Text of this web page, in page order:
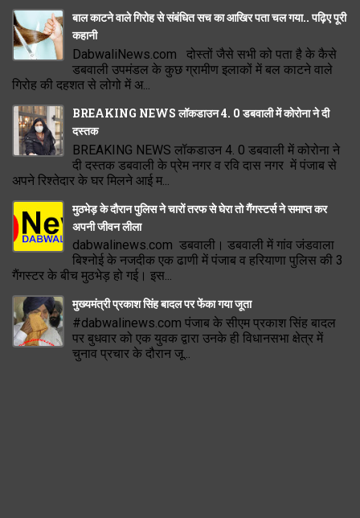
बाल काटने वाले गिरोह से संबंधित सच का आखिर पता चल गया.. पढ़िए पूरी
कहानी
DabwaliNews.com दोस्तों जैसे सभी को पता है के कैसे
डबवाली उपमंडल के कुछ ग्रामीण इलाकों में बल काटने वाले
गिरोह की दहशत से लोगो में अ...
BREAKING NEWS लॉकडाउन 4. 0 डबवाली में कोरोना ने दी
दस्तक
BREAKING NEWS लॉकडाउन 4. 0 डबवाली में कोरोना ने
दी दस्तक डबवाली के प्रेम नगर व रवि दास नगर में पंजाब से
अपने रिश्तेदार के घर मिलने आई म...
मुठभेड़ के दौरान पुलिस ने चारों तरफ से घेरा तो गैंगस्टर्स ने समाप्त कर
अपनी जीवन लीला
dabwalinews.com डबवाली। डबवाली में गांव जंडवाला
बिश्नोई के नजदीक एक ढाणी में पंजाब व हरियाणा पुलिस की 3
गैंगस्टर के बीच मुठभेड़ हो गई। इस...
मुख्यमंत्री प्रकाश सिंह बादल पर फेंका गया जूता
#dabwalinews.com पंजाब के सीएम प्रकाश सिंह बादल
पर बुधवार को एक युवक द्वारा उनके ही विधानसभा क्षेत्र में
चुनाव प्रचार के दौरान जू...